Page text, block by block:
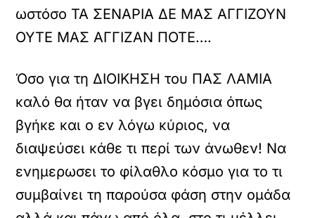
ωστόσο ΤΑ ΣΕΝΑΡΙΑ ΔΕ ΜΑΣ ΑΓΓΙΖΟΥΝ
ΟΥΤΕ ΜΑΣ ΑΓΓΙΖΑΝ ΠΟΤΕ….
Όσο για τη ΔΙΟΙΚΗΣΗ του ΠΑΣ ΛΑΜΙΑ
καλό θα ήταν να βγει δημόσια όπως
βγήκε και ο εν λόγω κύριος, να
διαψεύσει κάθε τι περί των άνωθεν! Να
ενημερωσει το φίλαθλο κόσμο για το τι
συμβαίνει τη παρούσα φάση στην ομάδα